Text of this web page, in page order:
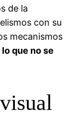
de la
con su
mecanismos
que no se